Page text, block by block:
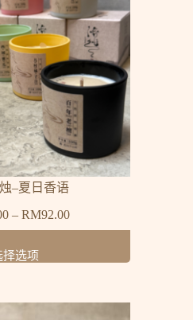
–夏日香语
– RM92.00
择选项